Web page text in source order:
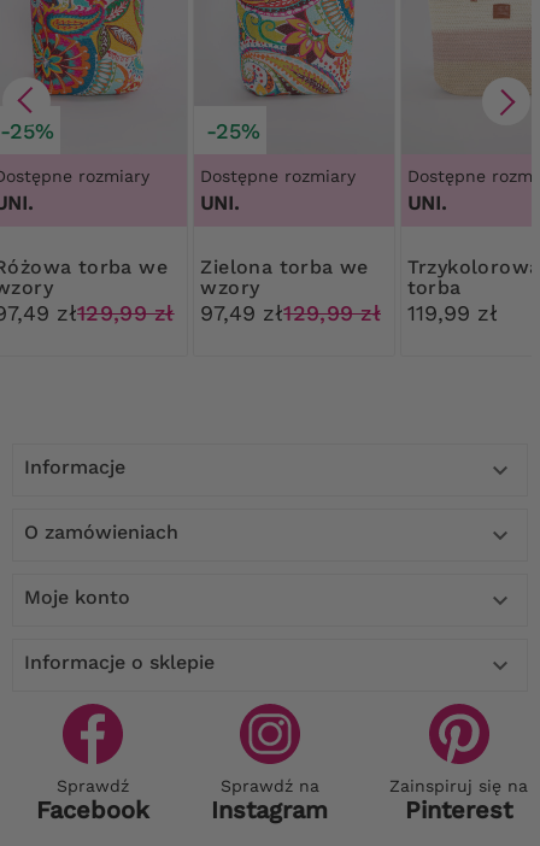
-25%
rozmiary
we
zł129,99 zł
-25%
Dostępne rozmiary
UNI.
Zielona torba we
wzory
97,49 zł129,99 zł
Dostępne
UNI.
Trzykolorowa
torba
119,99 zł
Informacje 
O zamówieniach 
Moje konto 
Informacje o sklepie 
Sprawdź
Facebook
Sprawdź na
Instagram
Zainspiruj się na
Pinterest